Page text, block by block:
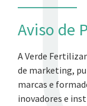
Aviso de
A Verde
de marketing,
marcas e
inovadores e